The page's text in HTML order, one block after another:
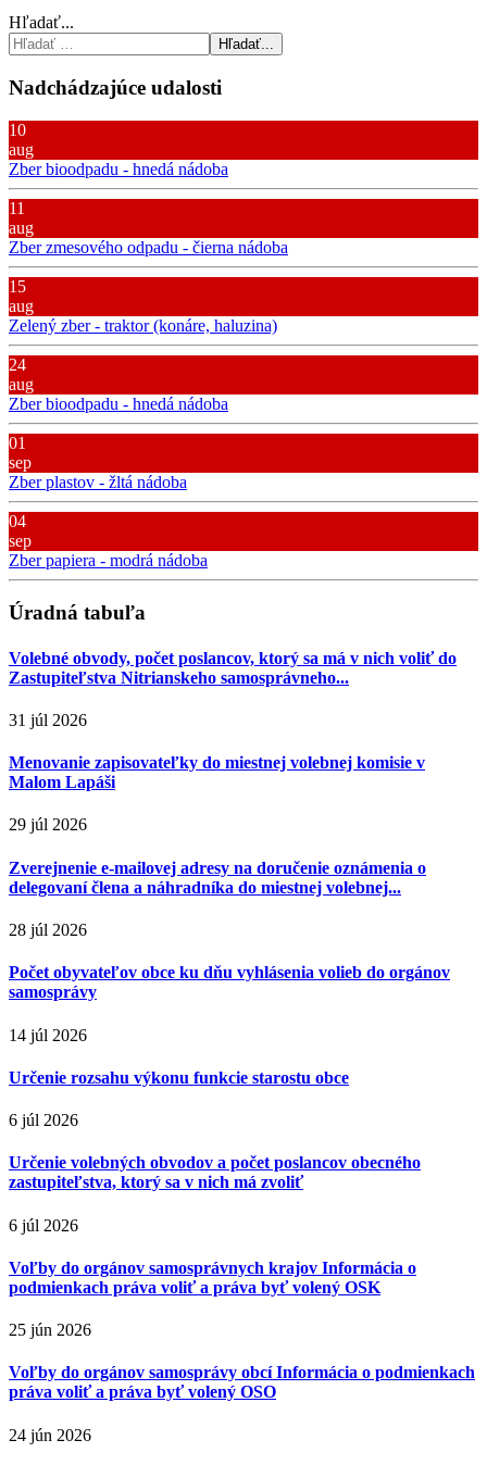
Hľadať...
Hľadať...
Nadchádzajúce udalosti
10
aug
Zber bioodpadu - hnedá nádoba
11
aug
Zber zmesového odpadu - čierna nádoba
15
aug
Zelený zber - traktor (konáre, haluzina)
24
aug
Zber bioodpadu - hnedá nádoba
01
sep
Zber plastov - žltá nádoba
04
sep
Zber papiera - modrá nádoba
Úradná tabuľa
Volebné obvody, počet poslancov, ktorý sa má v nich voliť do
Zastupiteľstva Nitrianskeho samosprávneho...
31 júl 2026
Menovanie zapisovateľky do miestnej volebnej komisie v
Malom Lapáši
29 júl 2026
Zverejnenie e-mailovej adresy na doručenie oznámenia o
delegovaní člena a náhradníka do miestnej volebnej...
28 júl 2026
Počet obyvateľov obce ku dňu vyhlásenia volieb do orgánov
samosprávy
14 júl 2026
Určenie rozsahu výkonu funkcie starostu obce
6 júl 2026
Určenie volebných obvodov a počet poslancov obecného
zastupiteľstva, ktorý sa v nich má zvoliť
6 júl 2026
Voľby do orgánov samosprávnych krajov Informácia o
podmienkach práva voliť a práva byť volený OSK
25 jún 2026
Voľby do orgánov samosprávy obcí Informácia o podmienkach
práva voliť a práva byť volený OSO
24 jún 2026